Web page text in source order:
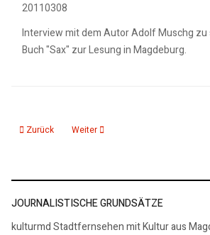
20110308
Interview mit dem Autor Adolf Muschg zu
Buch "Sax" zur Lesung in Magdeburg.
Vorheriger Beitrag: Wolfgang Lippert im Gespräch
Zurück Nächster Beitrag: Jochen Voit
Weiter
JOURNALISTISCHE GRUNDSÄTZE
kulturmd Stadtfernsehen mit Kultur aus